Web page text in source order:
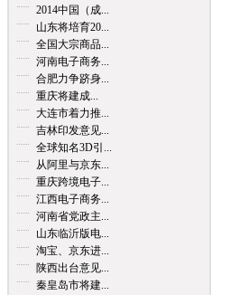
2014中国（成...
山东将培育20...
全国大宗商品...
河南电子商务...
合肥力争跻身...
重庆将建成...
大连市着力推...
吉林印发意见...
全球知名3D引...
从阿里与京东...
重庆跨境电子...
江西电子商务...
河南省党政主...
山东临沂版电...
淘宝、京东进...
陕西出台意见...
秦皇岛市将建...